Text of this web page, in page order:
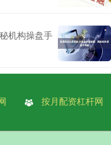
机构操盘手
按月配资杠杆网